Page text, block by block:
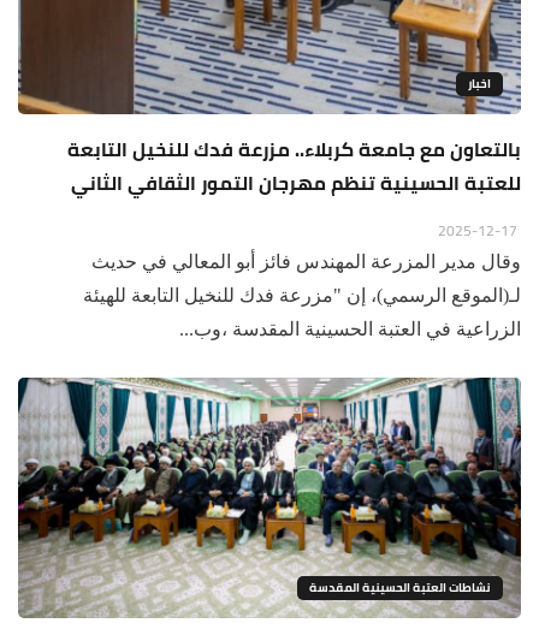
اخبار
بالتعاون مع جامعة كربلاء.. مزرعة فدك للنخيل التابعة
للعتبة الحسينية تنظم مهرجان التمور الثقافي الثاني
وقال مدير المزرعة المهندس فائز أبو المعالي في حديث
لـ(الموقع الرسمي)، إن "مزرعة فدك للنخيل التابعة للهيئة
الزراعية في العتبة الحسينية المقدسة ،وب...
نشاطات العتبة الحسينية المقدسة